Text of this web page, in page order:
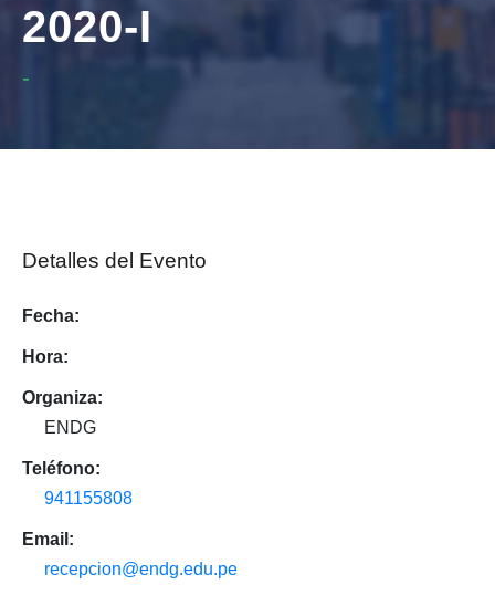
2020-I
-
Detalles del Evento
Fecha:
Hora:
Organiza:
ENDG
Teléfono:
941155808
Email:
recepcion@endg.edu.pe